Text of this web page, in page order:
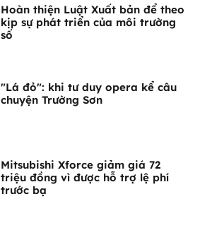
Hoàn thiện Luật Xuất bản để theo
kịp sự phát triển của môi trường
số
"Lá đỏ": khi tư duy opera kể câu
chuyện Trường Sơn
Mitsubishi Xforce giảm giá 72
triệu đồng vì được hỗ trợ lệ phí
trước bạ